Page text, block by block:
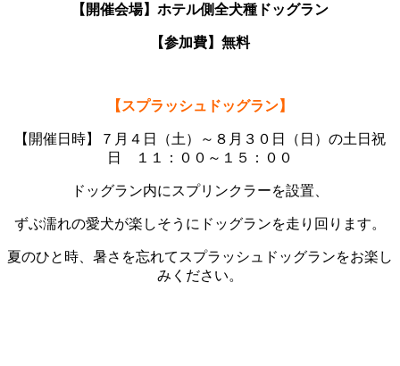
【開催会場】ホテル側全犬種ドッグラン
【参加費】無料
【スプラッシュドッグラン】
【開催日時】７月４日（土）～８月３０日（日）の土日祝
日 １１：００～１５：００
ドッグラン内にスプリンクラーを設置、
ずぶ濡れの愛犬が楽しそうにドッグランを走り回ります。
夏のひと時、暑さを忘れてスプラッシュドッグランをお楽し
みください。